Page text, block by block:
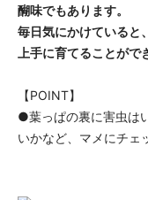
醐味でもあります。
毎日気にかけていると
上手に育てることがで
【POINT】
●葉っぱの裏に害虫は
いかなど、マメにチェ